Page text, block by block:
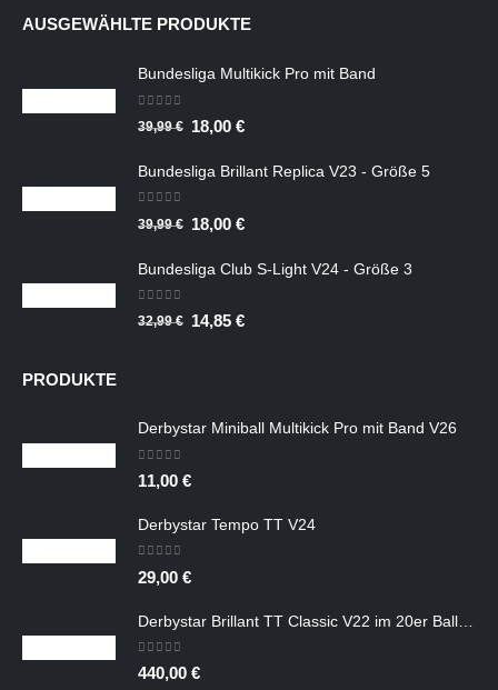
AUSGEWÄHLTE PRODUKTE
Bundesliga Multikick Pro mit Band
out of 5
39,99€ Ursprünglicher
war:
18,00 €Aktueller
ist:
Bundesliga Brillant Replica V23 - Größe 5
out of 5
39,99€ Ursprünglicher
war:
18,00 €Aktueller
ist:
Bundesliga Club S-Light V24 - Größe 3
0out of 5
32,99€ Ursprünglicher
14,85 €Aktueller
PRODUKTE
Derbystar Miniball Multikick Pro mit Band V26
0 out of 5
11,00 €
Derbystar Tempo TT V24
0out of 5
29,00 €
0 out of 5
440,00 €